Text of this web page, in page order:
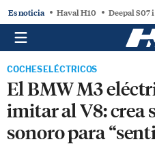
Es noticia Haval H10 Deepal S07 i
COCHES ELÉCTRICOS
El BMW M3
imitar al V8: crea
sonoro para